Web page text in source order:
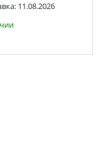
11.08.2026